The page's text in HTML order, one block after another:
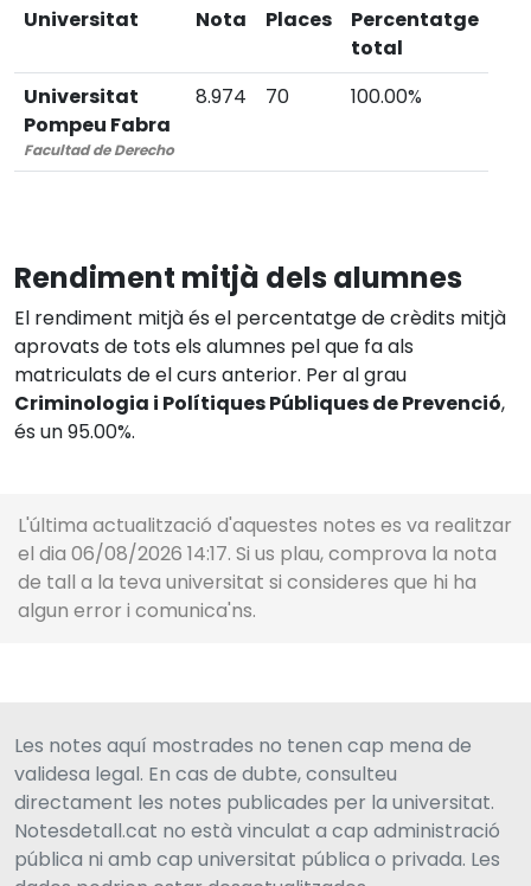
Universitat Nota Places
Percentatge
total
Universitat
Pompeu Fabra
Facultad de Derecho
8.974 70 100.00%
Rendiment mitjà dels alumnes
El rendiment mitjà és el percentatge de crèdits mitjà
aprovats de tots els alumnes pel que fa als
matriculats de el curs anterior. Per al grau
Criminologia i Polítiques Públiques de Prevenció,
és un 95.00%.
L'última actualització d'aquestes notes es va realitzar
el dia 06/08/2026 14:17. Si us plau, comprova la nota
de tall a la teva universitat si consideres que hi ha
algun error i comunica'ns.
Les notes aquí mostrades no tenen cap mena de
validesa legal. En cas de dubte, consulteu
directament les notes publicades per la universitat.
Notesdetall.cat no està vinculat a cap administració
pública ni amb cap universitat pública o privada. Les